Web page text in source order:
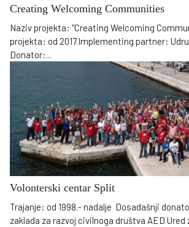
Creating Welcoming Communities
Naziv projekta: "Creating Welcoming
projekta: od 2017.Implementing partner:
Donator:...
Volonterski centar Split
Trajanje: od 1998.- nadalje Dosadašnji
zaklada za razvoj civilnoga društva AED Ured